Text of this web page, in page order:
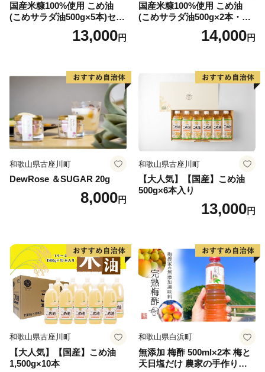
国産米糠100%使用 こめ油
(こめサラダ油500g×5本)セッ
13,000円
国産米糠100%使用 こめ油
(こめサラダ油500g×2本・こ
め胚芽油500g×3本)セット [1
14,000円
和歌山県古座川町
DewRose ＆SUGAR 20g
8,000円
和歌山県古座川町
【大人気】【国産】こめ油
500g×6本入り
13,000円
和歌山県古座川町
【大人気】【国産】こめ油
1,500g×10本
和歌山県白浜町
無添加 梅酢 500ml×2本 梅と
天日塩だけ 農家の手作り完